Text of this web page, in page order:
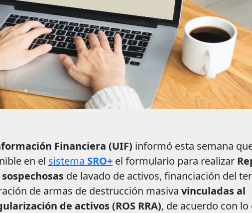
Financiera (UIF) informó esta semana
en el sistema SRO+ el formulario para realizar
de lavado de activos, financiación del
de armas de destrucción masiva vinculadas al
de activos (ROS RRA), de acuerdo con lo